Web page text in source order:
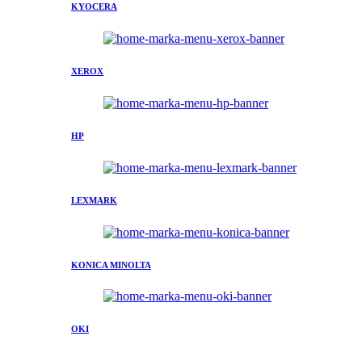
KYOCERA
XEROX
HP
LEXMARK
KONICA MINOLTA
OKI